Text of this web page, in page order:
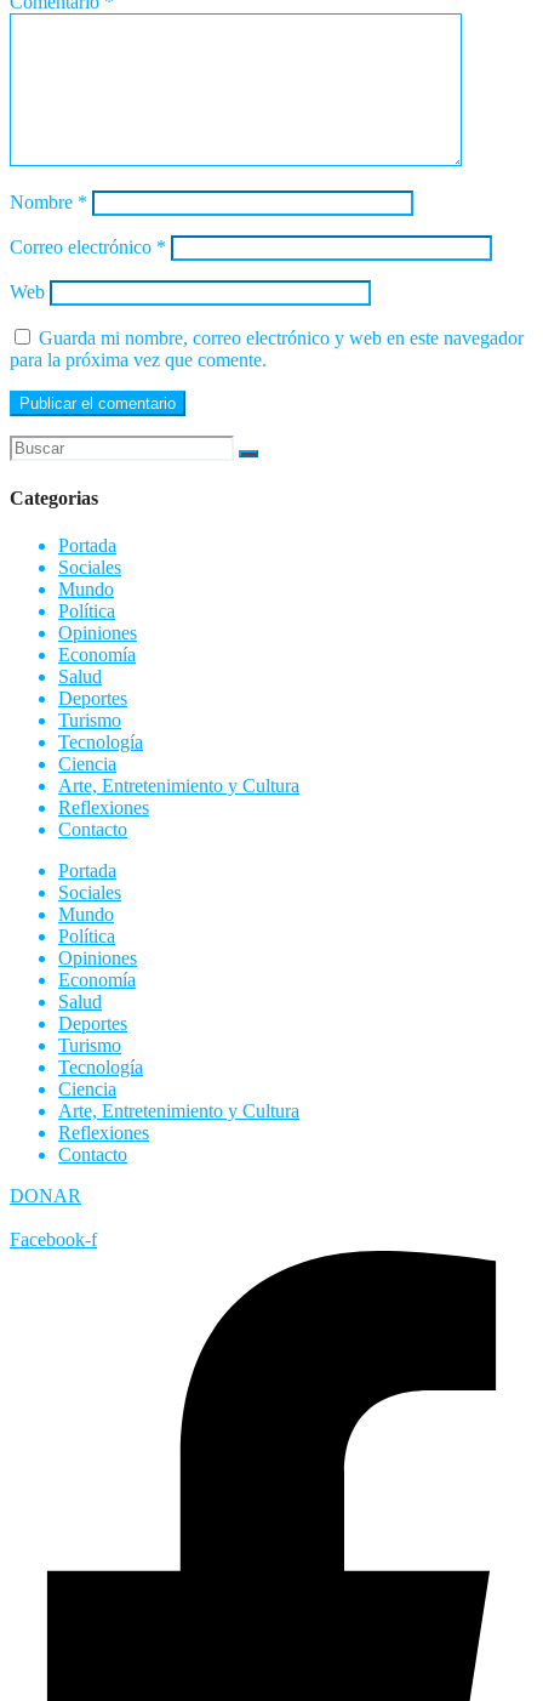
Nombre *
Correo electrónico *
Web
Guarda mi nombre, correo electrónico y web en este navegador
para la próxima vez que comente.
Categorias
Portada
Sociales
Mundo
Política
Opiniones
Economía
Salud
Deportes
Turismo
Tecnología
Ciencia
Arte, Entretenimiento y Cultura
Reflexiones
Contacto
Portada
Sociales
Mundo
Política
Opiniones
Economía
Salud
Deportes
Turismo
Tecnología
Ciencia
Arte, Entretenimiento y Cultura
Reflexiones
Contacto
DONAR
Facebook-f